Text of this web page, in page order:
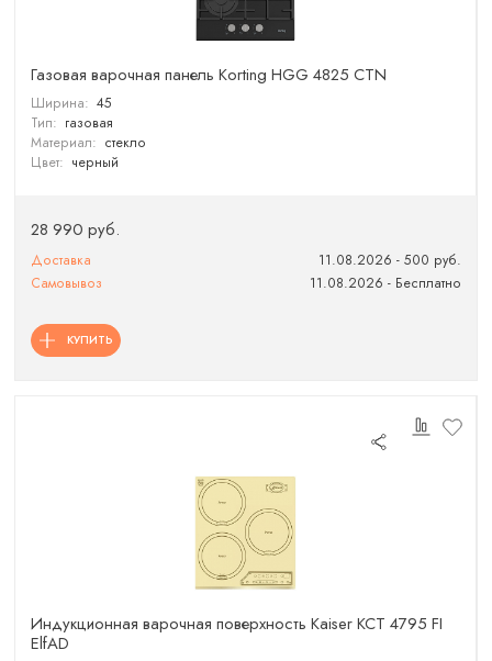
Газовая варочная панель Korting HGG 4825 CTN
Ширина: 45
Тип: газовая
Материал: стекло
Цвет: черный
28 990 руб.
Доставка
11.08.2026 - 500 руб.
Самовывоз
11.08.2026 - Бесплатно
КУПИТЬ
Индукционная варочная поверхность Kaiser KCT 4795 FI
ElfAD